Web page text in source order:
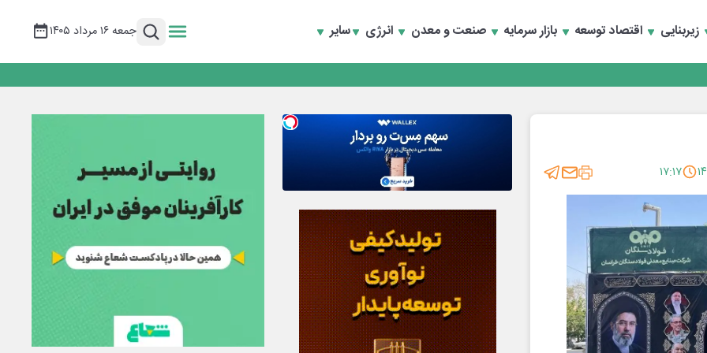
زیربنایی اقتصاد توسعه بازار سرمایه صنعت و معدن انرژی سایر جمعه ۱۶ مرداد ۱۴۰۵
تجارت و همگرایی منطقه‌ای
تجارت و همگرایی منطقه‌ای
۱۷:۱۷